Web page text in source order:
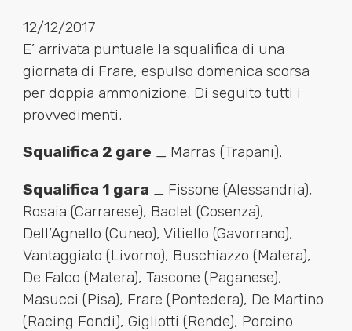
12/12/2017
E’ arrivata puntuale la squalifica di una
giornata di Frare, espulso domenica scorsa
per doppia ammonizione. Di seguito tutti i
provvedimenti.
Squalifica 2 gare _ Marras (Trapani).
Squalifica 1 gara _ Fissone (Alessandria),
Rosaia (Carrarese), Baclet (Cosenza),
Dell’Agnello (Cuneo), Vitiello (Gavorrano),
Vantaggiato (Livorno), Buschiazzo (Matera),
De Falco (Matera), Tascone (Paganese),
Masucci (Pisa), Frare (Pontedera), De Martino
(Racing Fondi), Gigliotti (Rende), Porcino